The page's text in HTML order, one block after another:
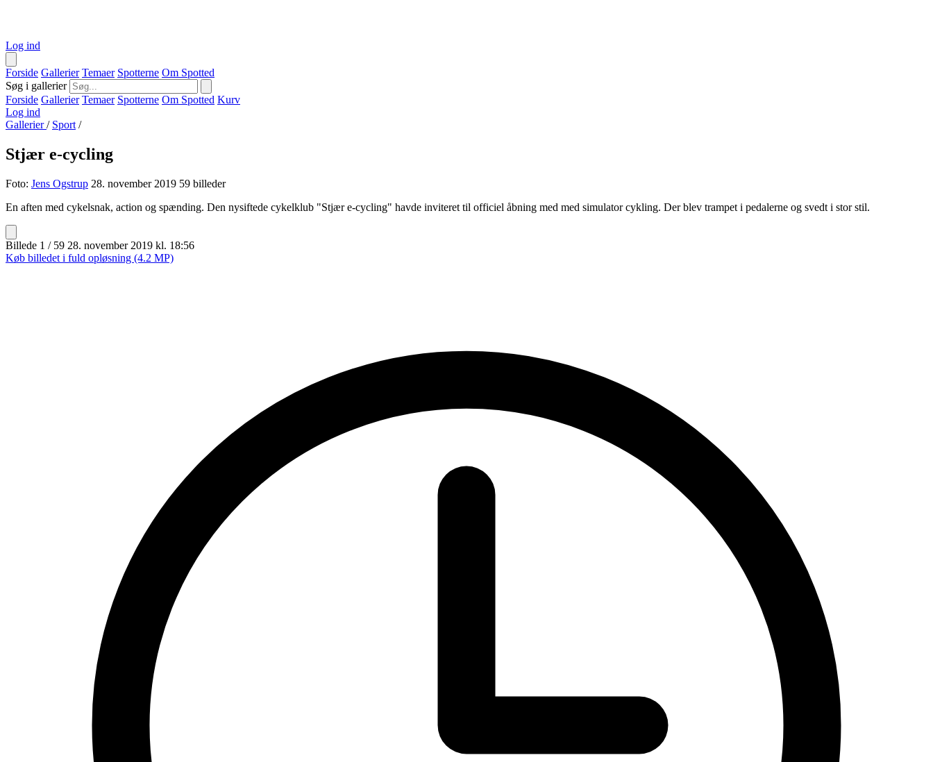
Log ind
Forside Gallerier Temaer Spotterne Om Spotted
Søg i gallerier
Forside Gallerier Temaer Spotterne Om Spotted Kurv
Log ind
Gallerier/ Sport /
Stjær e-cycling
Foto: Jens Ogstrup 28. november 2019 59 billeder
En aften med cykelsnak, action og spænding. Den nysiftede cykelklub "Stjær e-cycling" havde inviteret til officiel åbning med med simulator cykling. Der blev trampet i pedalerne og svedt i stor stil.
Billede 1 / 59 28. november 2019 kl. 18:56
Køb billedet i fuld opløsning (4.2 MP)